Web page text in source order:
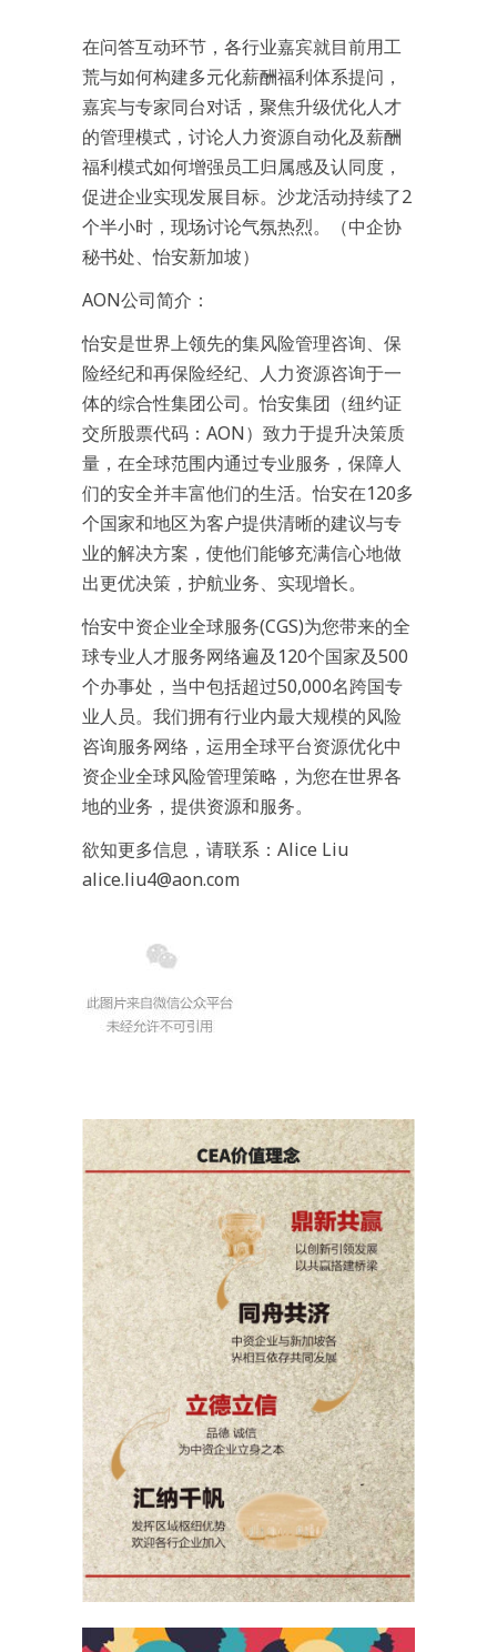
在问答互动环节，各行业嘉宾就目前用工
荒与如何构建多元化薪酬福利体系提问，
嘉宾与专家同台对话，聚焦升级优化人才
的管理模式，讨论人力资源自动化及薪酬
福利模式如何增强员工归属感及认同度，
促进企业实现发展目标。沙龙活动持续了2
个半小时，现场讨论气氛热烈。（中企协
秘书处、怡安新加坡）
AON公司简介：
怡安是世界上领先的集风险管理咨询、保
险经纪和再保险经纪、人力资源咨询于一
体的综合性集团公司。怡安集团（纽约证
交所股票代码：AON）致力于提升决策质
量，在全球范围内通过专业服务，保障人
们的安全并丰富他们的生活。怡安在120多
个国家和地区为客户提供清晰的建议与专
业的解决方案，使他们能够充满信心地做
出更优决策，护航业务、实现增长。
怡安中资企业全球服务(CGS)为您带来的全
球专业人才服务网络遍及120个国家及500
个办事处，当中包括超过50,000名跨国专
业人员。我们拥有行业内最大规模的风险
咨询服务网络，运用全球平台资源优化中
资企业全球风险管理策略，为您在世界各
地的业务，提供资源和服务。
欲知更多信息，请联系：Alice Liu
alice.liu4@aon.com